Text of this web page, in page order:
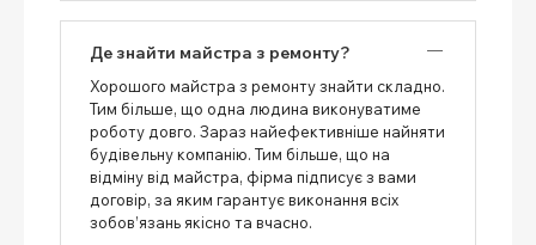
Де знайти майстра з ремонту?
Хорошого майстра з ремонту знайти складно.
Тим більше, що одна людина виконуватиме
роботу довго. Зараз найефективніше найняти
будівельну компанію. Тим більше, що на
відміну від майстра, фірма підписує з вами
договір, за яким гарантує виконання всіх
зобов’язань якісно та вчасно.